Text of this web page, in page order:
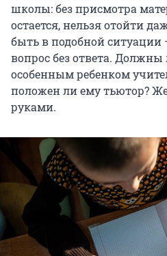
школы: без присмотра
остается, нельзя отойти
быть в подобной
вопрос без ответа. Должны
особенным ребенком
положен ли ему тьютор?
руками.